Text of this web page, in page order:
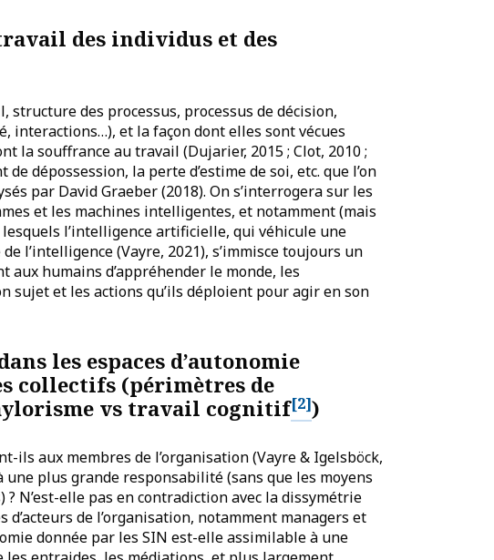
des individus et des
structure des processus, processus de décision,
interactions…), et la façon dont elles sont vécues
la souffrance au travail (Dujarier, 2015 ; Clot, 2010 ;
dépossession, la perte d’estime de soi, etc. que l’on
par David Graeber (2018). On s’interrogera sur les
et les machines intelligentes, et notamment (mais
l’intelligence artificielle, qui véhicule une
l’intelligence (Vayre, 2021), s’immisce toujours un
humains d’appréhender le monde, les
sujet et les actions qu’ils déploient pour agir en son
les espaces d’autonomie
collectifs (périmètres de
vs travail cognitif[2])
ils aux membres de l’organisation (Vayre & Igelsböck,
une plus grande responsabilité (sans que les moyens
N’est-elle pas en contradiction avec la dissymétrie
de l’organisation, notamment managers et
donnée par les SIN est-elle assimilable à une